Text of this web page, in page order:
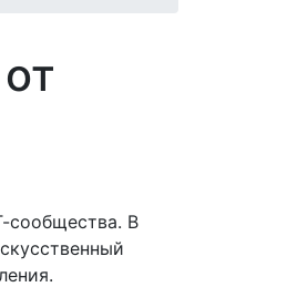
сообщества. В